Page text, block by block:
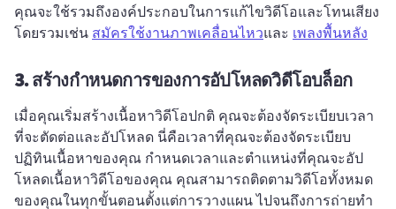
คุณจะใช้รวมถึงองค์ประกอบในการแก้ไขวิดีโอและโทนเสียง
โดยรวมเช่น สมัครใช้งานภาพเคลื่อนไหวและ เพลงพื้นหลัง
3.สร้างกำหนดการของการอัปโหลดวิดีโอบล็อก
เมื่อคุณเริ่มสร้างเนื้อหาวิดีโอปกติ คุณจะต้องจัดระเบียบเวลา
ที่จะตัดต่อและอัปโหลด นี่คือเวลาที่คุณจะต้องจัดระเบียบ
ปฏิทินเนื้อหาของคุณ กำหนดเวลาและตำแหน่งที่คุณจะอัป
โหลดเนื้อหาวิดีโอของคุณ คุณสามารถติดตามวิดีโอทั้งหมด
ของคุณในทุกขั้นตอนตั้งแต่การวางแผน ไปจนถึงการถ่ายทำ